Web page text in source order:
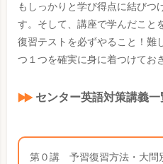
もしっかりと学び得点に結びつ
す。そして、講座で学んだこと
復習テストを必ずやること！難
つ１つを確実に身に着つけてお
センター英語対策講義一
第０講 予習復習方法・大問